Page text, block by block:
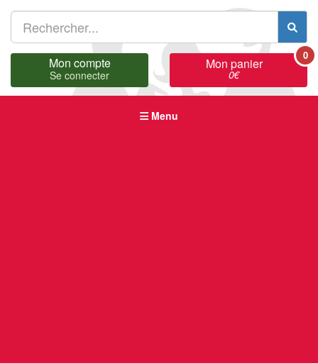
Mon compte
Se connecter
Mon panier
0€
0
Menu